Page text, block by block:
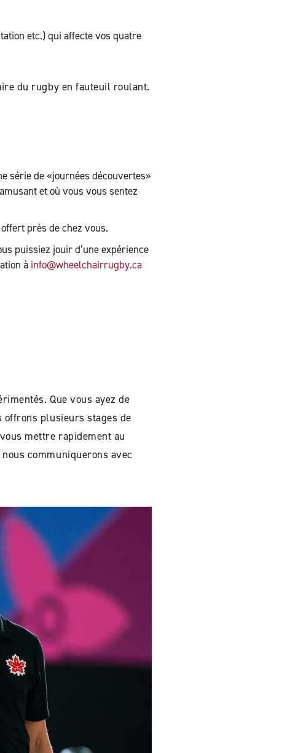
etc.) qui affecte vos quatre
du rugby en fauteuil roulant.
série de «journées découvertes»
et où vous vous sentez
près de chez vous.
puissiez jouir d’une expérience
à info@wheelchairrugby.ca
Que vous ayez de
offrons plusieurs stages de
mettre rapidement au
communiquerons avec